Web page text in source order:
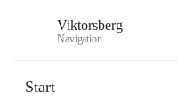
Viktorsberg
Navigation
Start